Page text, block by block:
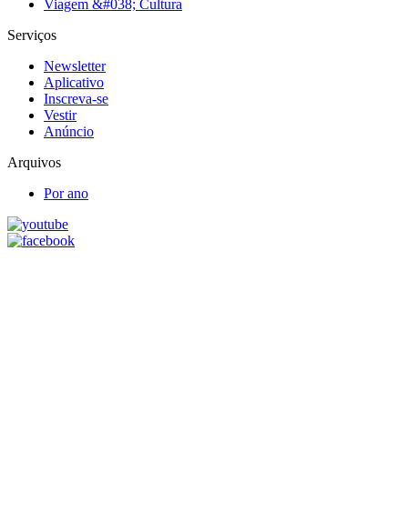
Viagem &#038; Cultura
Serviços
Newsletter
Aplicativo
Inscreva-se
Vestir
Anúncio
Arquivos
Por ano